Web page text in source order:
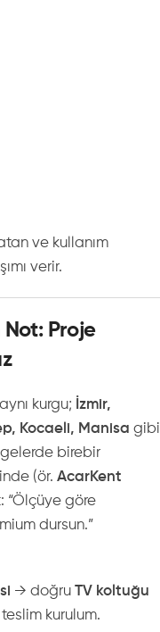
ve kullanım
verir.
Not: Proje
kurgu; İzmir,
Kocaeli, Manisa gibi
birebir
(ör. AcarKent
“Ölçüye göre
dursun.”
→ doğru TV koltuğu
kurulum.